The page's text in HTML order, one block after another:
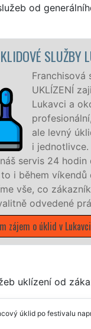
od
LUKAVEC
síť EXTRA
zajišťuje v
a okolí Lukavce
kvalitní,
úklid pro firmy
denně, 7
či státních
žádá a to
práce.
uklízení od
úklid po festivalu